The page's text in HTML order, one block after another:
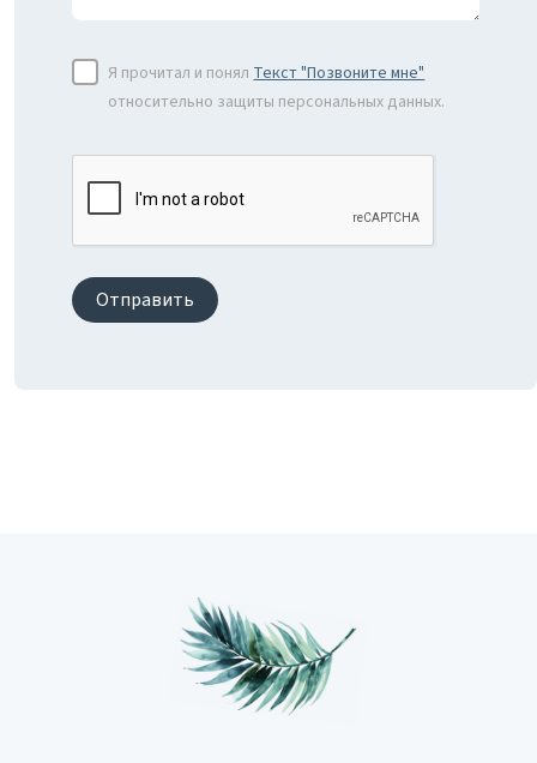
Я прочитал и понялТекст "Позвоните мне"
относительно защиты персональных данных.
Отправить